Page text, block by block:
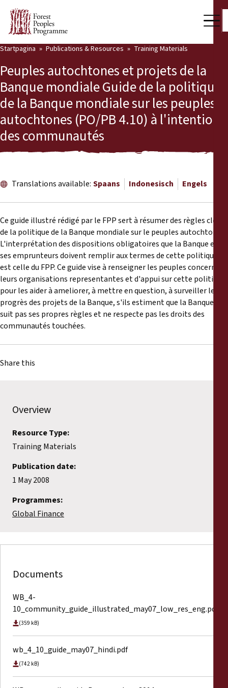
Support Us
Our Work
Community Voices
Partners & Countries
Latest News
Publications & Resources
News
Reports
Press Releases
Training Materials
Briefing Papers
Legal Submissions
Annual Reports
Startpagina Publications & Resources Training Materials
Peuples autochtones et projets de la
Banque mondiale Guide de la politique
de la Banque mondiale sur les peuples
autochtones (PO/PB 4.10) à l'intention
des communautés
Translations available: Spaans Indonesisch Engels
Ce guide illustré rédigé par le FPP sert à résumer des règles clés
de la politique de la Banque mondiale sur le peuples autochtones.
L'interprétation des dispositions obligatoires que la Banque et
ses emprunteurs doivent remplir aux termes de cette politique
est celle du FPP. Ce guide vise à renseigner les peuples concernés,
leurs organisations representantes et d'appui sur cette politique
pour les aider à ameliorer, à mettre en question, à surveiller le
progrès des projets de la Banque, s'ils estiment que la Banque ne
suit pas ses propres règles et ne respecte pas les droits des
communautés touchées.
Share this
Overview
Resource Type:
Training Materials
Publication date:
1 May 2008
Programmes:
Global Finance
Documents
WB_4-
10_community_guide_illustrated_may07_low_res_eng.pdf
(359 kB)
wb_4_10_guide_may07_hindi.pdf
(742 kB)